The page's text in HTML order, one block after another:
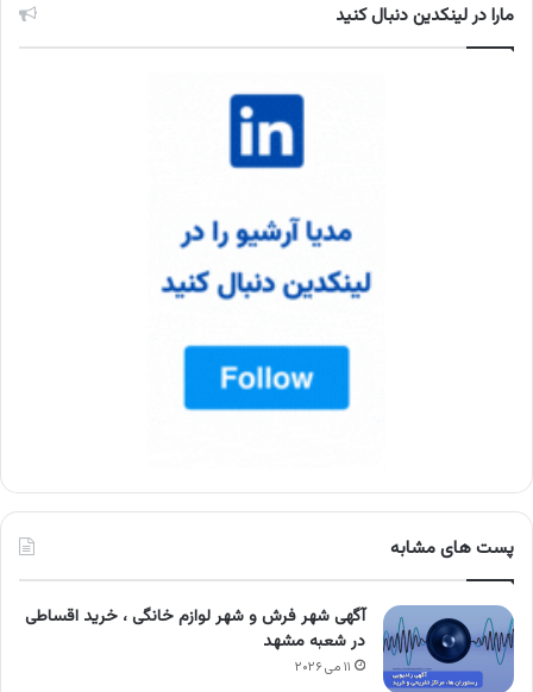
مارا در لینکدین دنبال کنید
پست های مشابه
آگهی شهر فرش و شهر لوازم خانگی ، خرید اقساطی
در شعبه مشهد
۱۱ می ۲۰۲۶